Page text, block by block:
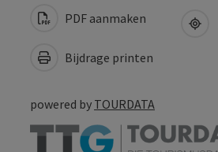
PDF aanmaken
Bijdrage printen
powered by TOURDATA